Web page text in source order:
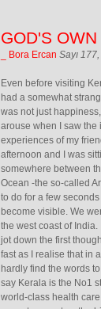
GOD'S
_ Bora Ercan Sayı
Even before visiting
had a somewhat
was not just
arouse when I saw the
experiences of my
afternoon and I was
somewhere between
Ocean -the so-called
to do for a few
become visible. We
the west coast of
jot down the first
fast as I realise that in
hardly find the words
say Kerala is the No1
world-class health